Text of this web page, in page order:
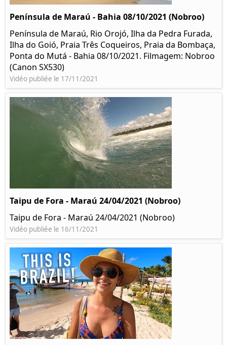
Península de Maraú - Bahia 08/10/2021 (Nobroo)
Península de Maraú, Rio Orojó, Ilha da Pedra Furada,
Ilha do Goió, Praia Três Coqueiros, Praia da Bombaça,
Ponta do Mutá - Bahia 08/10/2021. Filmagem: Nobroo
(Canon SX530)
Vidéo publiée le 17/11/2021
Taipu de Fora - Maraú 24/04/2021 (Nobroo)
Taipu de Fora - Maraú 24/04/2021 (Nobroo)
Vidéo publiée le 16/11/2021